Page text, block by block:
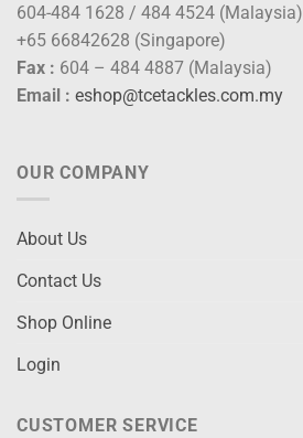
604-484 1628 / 484 4524 (Malaysia)
+65 66842628 (Singapore)
Fax : 604 – 484 4887 (Malaysia)
Email : eshop@tcetackles.com.my
OUR COMPANY
About Us
Contact Us
Shop Online
Login
CUSTOMER SERVICE